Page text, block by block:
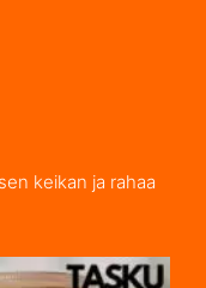
keikan ja rahaa